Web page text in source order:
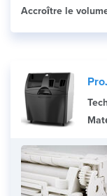
Accroître le